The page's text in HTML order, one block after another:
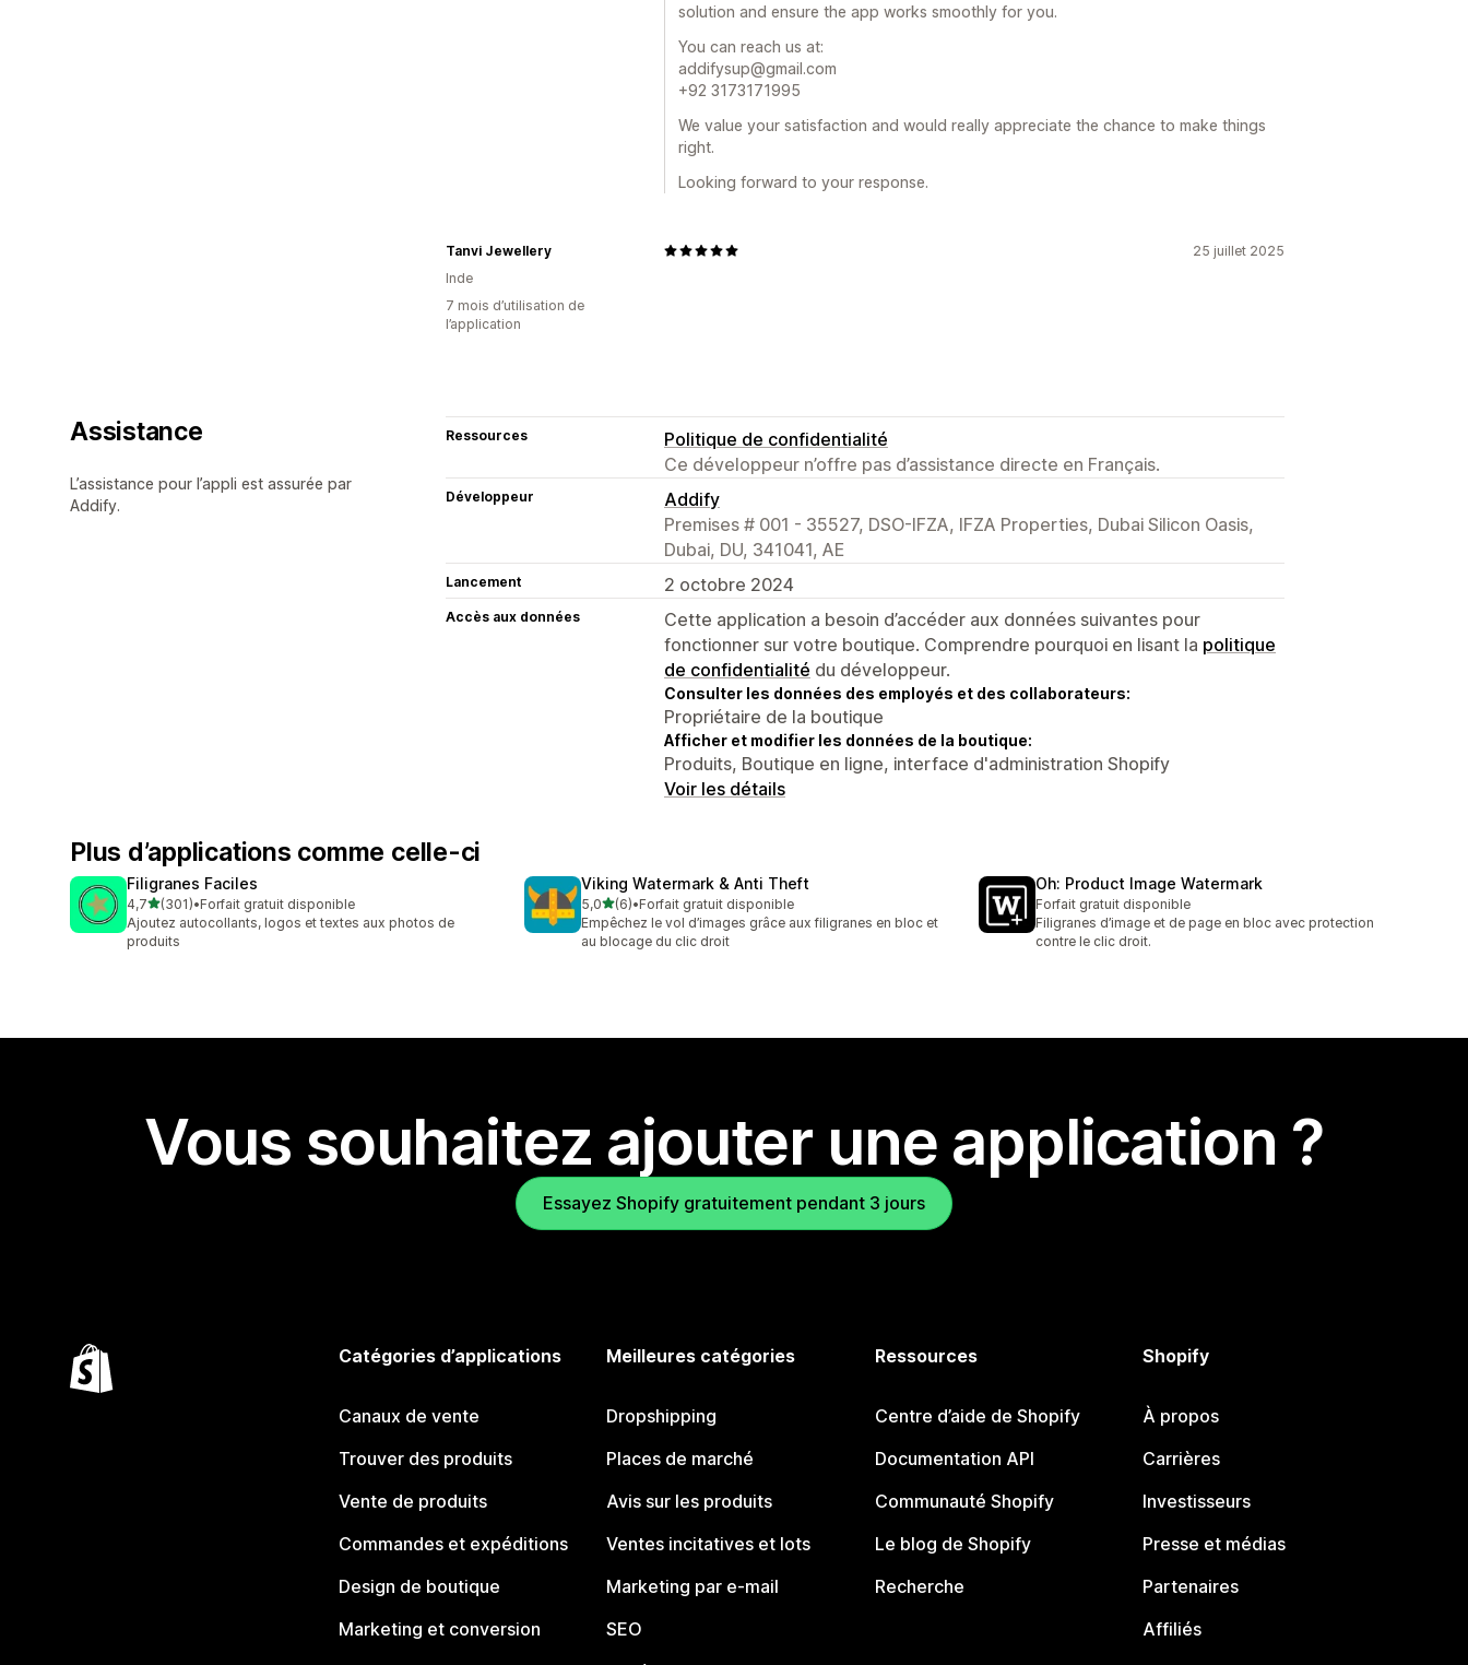
solution and ensure the app works smoothly for you.
You can reach us at:
addifysup@gmail.com
+92 3173171995
We value your satisfaction and would really appreciate the chance to make things
right.
Looking forward to your response.
25 juillet 2025
Tanvi Jewellery
Inde
7 mois d’utilisation de
l’application
Assistance
L’assistance pour l’appli est assurée par
Addify.
Ressources
Politique de confidentialité
Ce développeur n’offre pas d’assistance directe en Français.
Développeur
Addify
Premises # 001 - 35527, DSO-IFZA, IFZA Properties, Dubai Silicon Oasis,
Dubai, DU, 341041, AE
Lancement 2 octobre 2024
Accès aux données
Cette application a besoin d’accéder aux données suivantes pour
fonctionner sur votre boutique. Comprendre pourquoi en lisant la politique
de confidentialité du développeur.
Consulter les données des employés et des collaborateurs:
Propriétaire de la boutique
Afficher et modifier les données de la boutique:
Produits, Boutique en ligne, interface d'administration Shopify
Voir les détails
Plus d’applications comme celle-ci
Filigranes Faciles
4,7étoile(s) sur 5
(301)
301 avis au total
•Forfait gratuit disponible
Ajoutez autocollants, logos et textes aux photos de
produits
Viking Watermark & Anti Theft
5,0étoile(s) sur 5
(6)
6 avis au total
•Forfait gratuit disponible
Empêchez le vol d’images grâce aux filigranes en bloc et
au blocage du clic droit
Oh: Product Image Watermark
Forfait gratuit disponible
Filigranes d’image et de page en bloc avec protection
contre le clic droit.
Vous souhaitez ajouter une application ?
Essayez Shopify gratuitement pendant 3 jours
Catégories d’applications
Canaux de vente
Trouver des produits
Vente de produits
Commandes et expéditions
Design de boutique
Marketing et conversion
Meilleures catégories
Dropshipping
Places de marché
Avis sur les produits
Ventes incitatives et lots
Marketing par e-mail
SEO
Ressources
Centre d’aide de Shopify
Documentation API
Communauté Shopify
Le blog de Shopify
Recherche
Shopify
À propos
Carrières
Investisseurs
Presse et médias
Partenaires
Affiliés